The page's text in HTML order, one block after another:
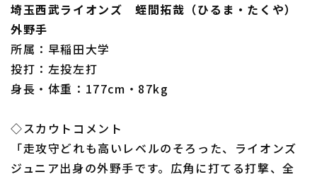
埼玉西武ライオンズ 蛭間拓哉（ひるま・たくや）
外野手
所属：早稲田大学
投打：左投左打
身長・体重：177cm・87kg
◇スカウトコメント
「走攻守どれも高いレベルのそろった、ライオンズ
ジュニア出身の外野手です。広角に打てる打撃、全